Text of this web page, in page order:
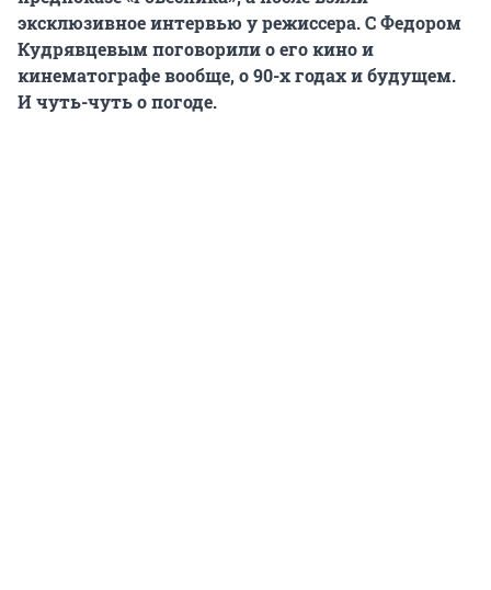
эксклюзивное интервью у режиссера. С Федором
Кудрявцевым поговорили о его кино и
кинематографе вообще, о 90-х годах и будущем.
И чуть-чуть о погоде.